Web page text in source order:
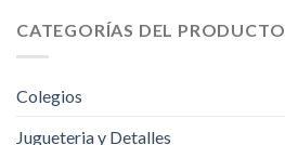
CATEGORÍAS DEL PRODUCTO
Colegios
Jugueteria y Detalles